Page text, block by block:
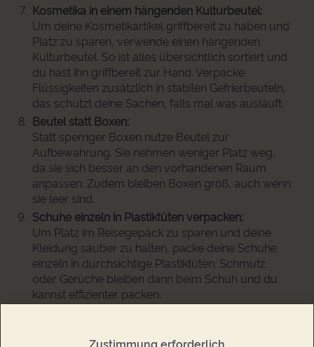
Kosmetika in einem hängenden Kulturbeutel:
Um deine Kosmetikartikel griffbereit zu haben und
Platz zu sparen, verwende einen hängenden
Kulturbeutel. So ist alles übersichtlich sortiert und
du hast ihn griffbereit zur Hand. Verpacke
Flüssigkeiten zusätzlich in stabilen Gefrierbeuteln,
das schützt deine Sachen, falls mal was ausläuft.
Beutel statt Boxen:
Statt sperriger Boxen nutze Beutel zur
Aufbewahrung. Sie nehmen weniger Platz weg,
da sie sich besser an den vorhandenen Raum
anpassen. Zudem bleiben Boxen groß, auch wenn
sie leer sind.
Schuhe einzeln in Plastiktüten verpacken:
Um Platz im Reisegepäck zu sparen und deine
Kleidung sauber zu halten, packe deine Schuhe
einzeln in durchsichtige Plastiktüten. Schmutz
oder Gerüche bleiben dann beim Schuh und du
kannst effizienter packen.
wiederzufinden, nutze durchsichtige und farbige
Zustimmung erforderlich